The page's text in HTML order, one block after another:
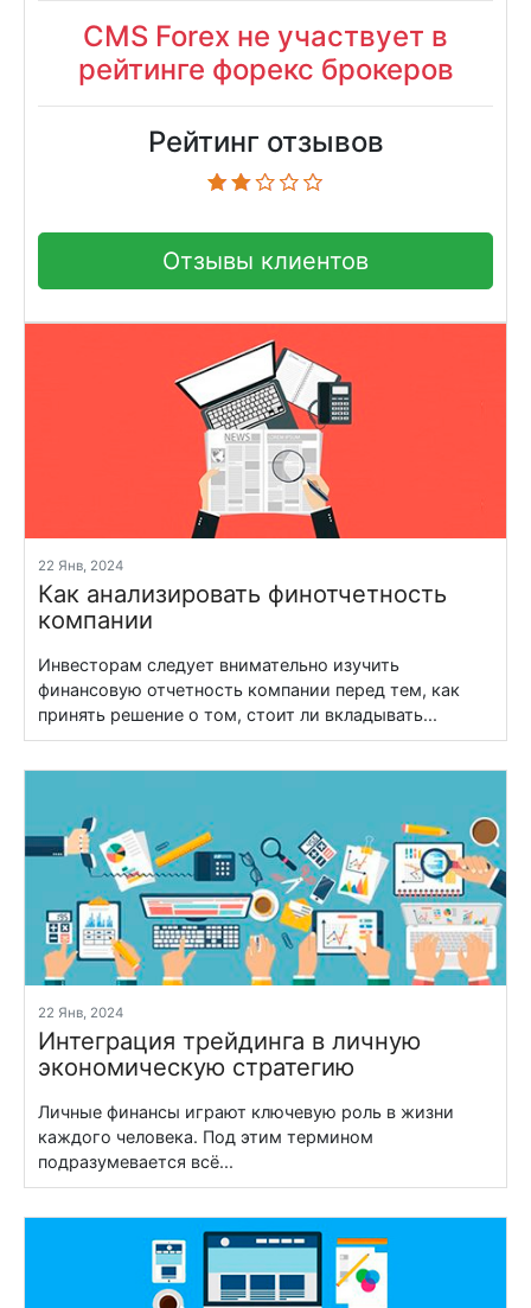
CMS Forex не участвует в
рейтинге форекс брокеров
Рейтинг отзывов
Отзывы клиентов
22 Янв, 2024
Как анализировать финотчетность
компании
Инвесторам следует внимательно изучить
финансовую отчетность компании перед тем, как
принять решение о том, стоит ли вкладывать...
22 Янв, 2024
Интеграция трейдинга в личную
экономическую стратегию
Личные финансы играют ключевую роль в жизни
каждого человека. Под этим термином
подразумевается всё...